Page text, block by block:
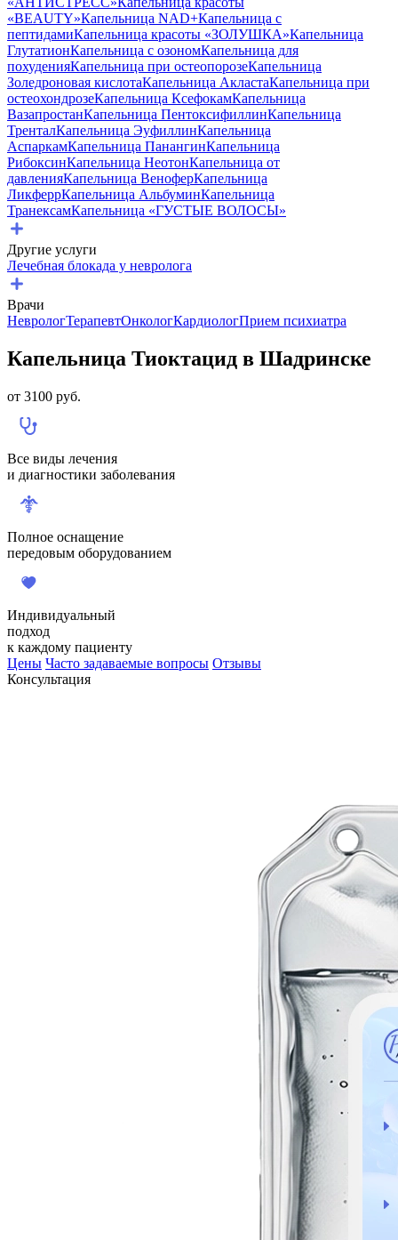
«BEAUTY»Капельница NAD+Капельница с
пептидамиКапельница красоты «ЗОЛУШКА»Капельница
ГлутатионКапельница с озономКапельница для
похуденияКапельница при остеопорозеКапельница
Золедроновая кислотаКапельница АкластаКапельница при
остеохондрозеКапельница КсефокамКапельница
ВазапростанКапельница ПентоксифиллинКапельница
ТренталКапельница ЭуфиллинКапельница
АспаркамКапельница ПанангинКапельница
РибоксинКапельница НеотонКапельница от
давленияКапельница ВеноферКапельница
ЛикферрКапельница АльбуминКапельница
ТранексамКапельница «ГУСТЫЕ ВОЛОСЫ»
Другие услуги
Лечебная блокада у невролога
Врачи
НеврологТерапевтОнкологКардиологПрием психиатра
Капельница Тиоктацид в Шадринске
от 3100 руб.
Все виды лечения
и диагностики заболевания
Полное оснащение
передовым оборудованием
Индивидуальный
подход
к каждому пациенту
Цены Часто задаваемые вопросы Отзывы
Консультация